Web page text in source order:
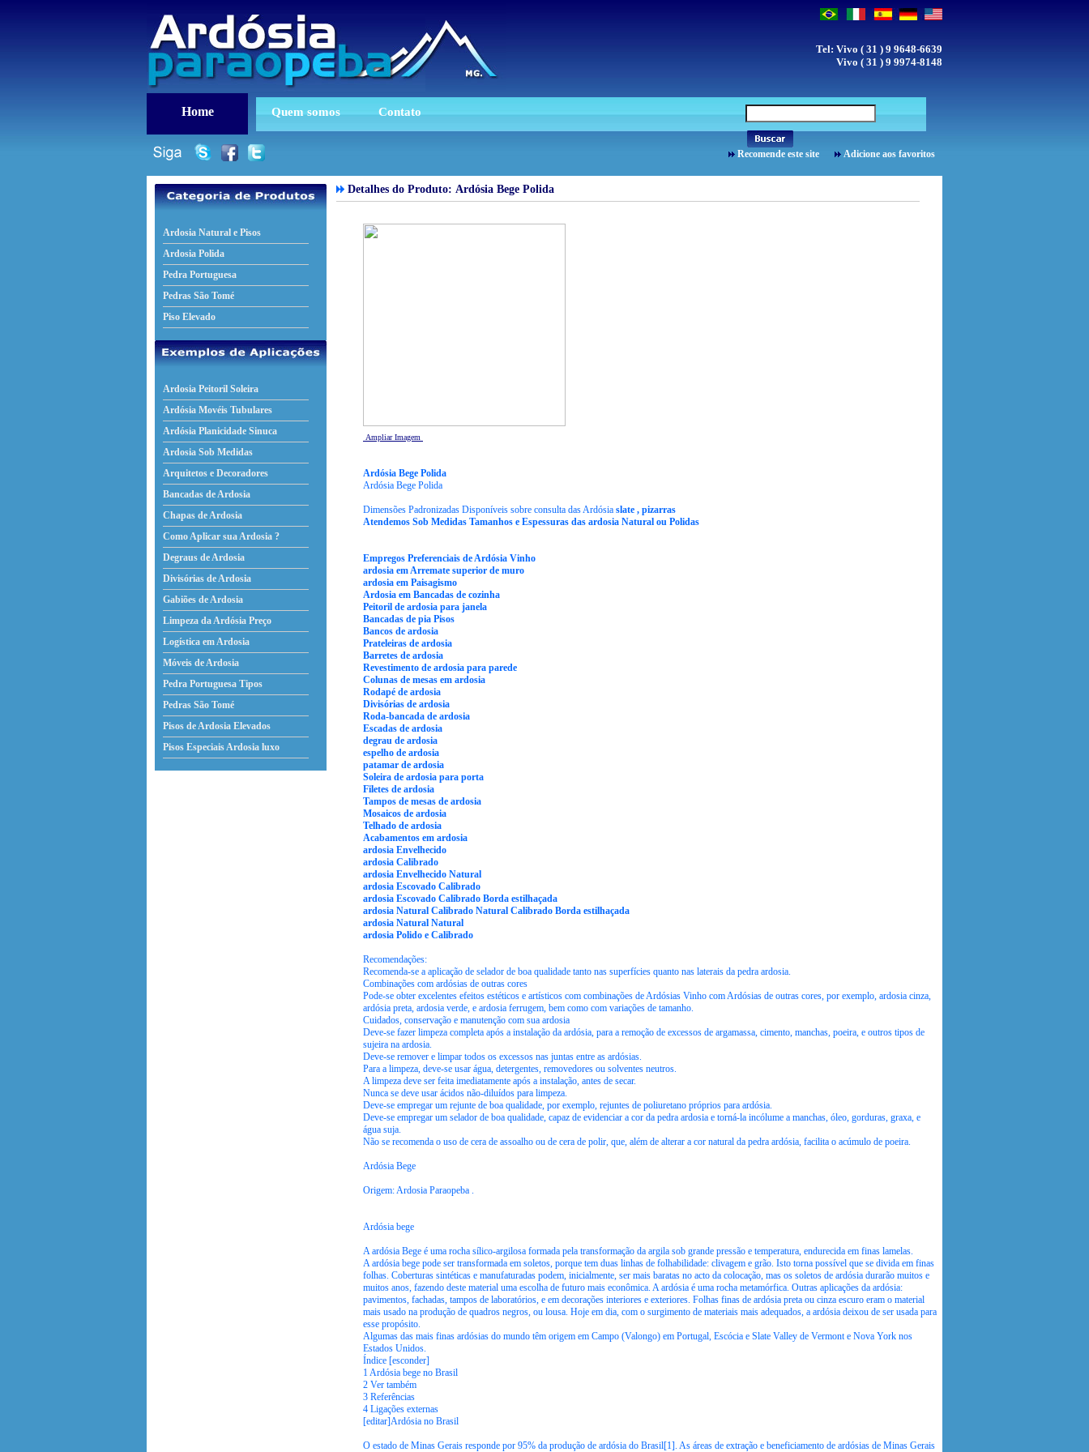
Tel: Vivo ( 31 ) 9 9648-6639
Vivo ( 31 ) 9 9974-8148
Home Quem somos Contato
Recomende este site Adicione aos favoritos
Ardosia Natural e Pisos
Ardosia Polida
Pedra Portuguesa
Pedras São Tomé
Piso Elevado
Ardosia Peitoril Soleira
Ardósia Movéis Tubulares
Ardósia Planicidade Sinuca
Ardosia Sob Medidas
Arquitetos e Decoradores
Bancadas de Ardosia
Chapas de Ardosia
Como Aplicar sua Ardosia ?
Degraus de Ardosia
Divisórias de Ardosia
Gabiões de Ardosia
Limpeza da Ardósia Preço
Logística em Ardosia
Móveis de Ardosia
Pedra Portuguesa Tipos
Pedras São Tomé
Pisos de Ardosia Elevados
Pisos Especiais Ardosia luxo
Detalhes do Produto: Ardósia Bege Polida
Ampliar Imagem
Ardósia Bege Polida
Ardósia Bege Polida
Dimensões Padronizadas Disponíveis sobre consulta das Ardósia slate , pizarras
Atendemos Sob Medidas Tamanhos e Espessuras das ardosia Natural ou Polidas
Empregos Preferenciais de Ardósia Vinho
ardosia em Arremate superior de muro
ardosia em Paisagismo
Ardosia em Bancadas de cozinha
Peitoril de ardosia para janela
Bancadas de pia Pisos
Bancos de ardosia
Prateleiras de ardosia
Barretes de ardosia
Revestimento de ardosia para parede
Colunas de mesas em ardosia
Rodapé de ardosia
Divisórias de ardosia
Roda-bancada de ardosia
Escadas de ardosia
degrau de ardosia
espelho de ardosia
patamar de ardosia
Soleira de ardosia para porta
Filetes de ardosia
Tampos de mesas de ardosia
Mosaicos de ardosia
Telhado de ardosia
Acabamentos em ardosia
ardosia Envelhecido
ardosia Calibrado
ardosia Envelhecido Natural
ardosia Escovado Calibrado
ardosia Escovado Calibrado Borda estilhaçada
ardosia Natural Calibrado Natural Calibrado Borda estilhaçada
ardosia Natural Natural
ardosia Polido e Calibrado
Recomendações:
Recomenda-se a aplicação de selador de boa qualidade tanto nas superfícies quanto nas laterais da pedra ardosia.
Combinações com ardósias de outras cores
Pode-se obter excelentes efeitos estéticos e artísticos com combinações de Ardósias Vinho com Ardósias de outras cores, por exemplo, ardosia cinza,
ardósia preta, ardosia verde, e ardosia ferrugem, bem como com variações de tamanho.
Cuidados, conservação e manutenção com sua ardosia
Deve-se fazer limpeza completa após a instalação da ardósia, para a remoção de excessos de argamassa, cimento, manchas, poeira, e outros tipos de
sujeira na ardosia.
Deve-se remover e limpar todos os excessos nas juntas entre as ardósias.
Para a limpeza, deve-se usar água, detergentes, removedores ou solventes neutros.
A limpeza deve ser feita imediatamente após a instalação, antes de secar.
Nunca se deve usar ácidos não-diluídos para limpeza.
Deve-se empregar um rejunte de boa qualidade, por exemplo, rejuntes de poliuretano próprios para ardósia.
Deve-se empregar um selador de boa qualidade, capaz de evidenciar a cor da pedra ardosia e torná-la incólume a manchas, óleo, gorduras, graxa, e
água suja.
Não se recomenda o uso de cera de assoalho ou de cera de polir, que, além de alterar a cor natural da pedra ardósia, facilita o acúmulo de poeira.
Ardósia Bege
Origem: Ardosia Paraopeba .
Ardósia bege
A ardósia Bege é uma rocha sílico-argilosa formada pela transformação da argila sob grande pressão e temperatura, endurecida em finas lamelas.
A ardósia bege pode ser transformada em soletos, porque tem duas linhas de folhabilidade: clivagem e grão. Isto torna possível que se divida em finas
folhas. Coberturas sintéticas e manufaturadas podem, inicialmente, ser mais baratas no acto da colocação, mas os soletos de ardósia durarão muitos e
muitos anos, fazendo deste material uma escolha de futuro mais econômica. A ardósia é uma rocha metamórfica. Outras aplicações da ardósia:
pavimentos, fachadas, tampos de laboratórios, e em decorações interiores e exteriores. Folhas finas de ardósia preta ou cinza escuro eram o material
mais usado na produção de quadros negros, ou lousa. Hoje em dia, com o surgimento de materiais mais adequados, a ardósia deixou de ser usada para
esse propósito.
Algumas das mais finas ardósias do mundo têm origem em Campo (Valongo) em Portugal, Escócia e Slate Valley de Vermont e Nova York nos
Estados Unidos.
Índice [esconder]
1 Ardósia bege no Brasil
2 Ver também
3 Referências
4 Ligações externas
[editar]Ardósia no Brasil
O estado de Minas Gerais responde por 95% da produção de ardósia do Brasil[1]. As áreas de extração e beneficiamento de ardósias de Minas Gerais